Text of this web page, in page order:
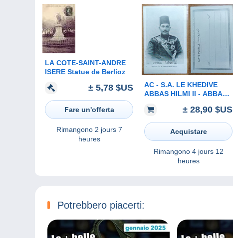
LA COTE-SAINT-ANDRE
ISERE Statue de Berlioz
± 5,78 $US
Fare un'offerta
Rimangono 2 jours 7
heures
AC - ​​​​​​​S.A. LE KHEDIVE
ABBAS HILMI II - ABBAS
OF EGYPT SUDAN 14
JULY 1874 - 19
DECEMBER 1944
± 28,90 $US
Acquistare
Rimangono 4 jours 12
heures
Potrebbero piacerti: